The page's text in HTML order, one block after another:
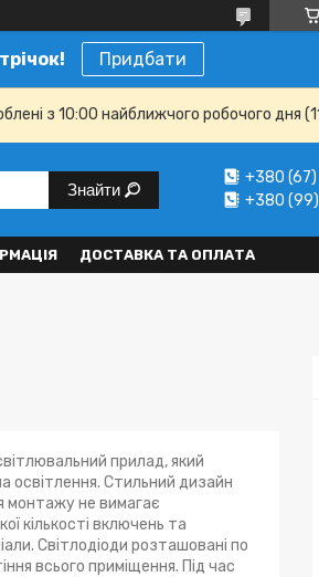
Придбати
з 10:00 найближчого робочого дня
Знайти
+380
+380
ДОСТАВКА ТА ОПЛАТА
прилад, який
освітлення. Стильний дизайн
монтажу не вимагає
кількості включень та
Світлодіоди розташовані по
всього приміщення. Під час